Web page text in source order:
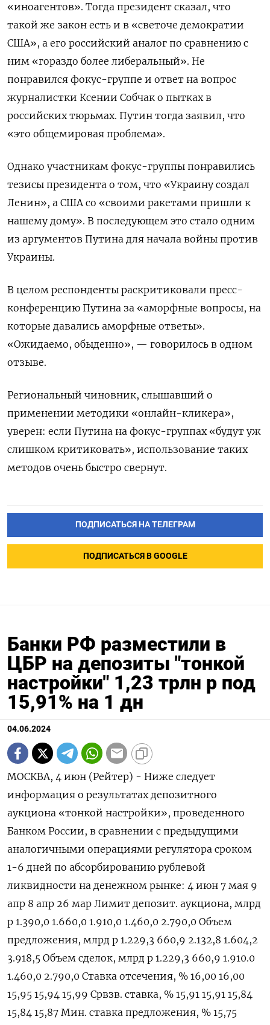
«иноагентов». Тогда президент сказал, что
такой же закон есть и в «светоче демократии
США», а его российский аналог по сравнению с
ним «гораздо более либеральный». Не
понравился фокус-группе и ответ на вопрос
журналистки Ксении Собчак о пытках в
российских тюрьмах. Путин тогда заявил, что
«это общемировая проблема».
Однако участникам фокус-группы понравились
тезисы президента о том, что «Украину создал
Ленин», а США со «своими ракетами пришли к
нашему дому». В последующем это стало одним
из аргументов Путина для начала войны против
Украины.
В целом респонденты раскритиковали пресс-
конференцию Путина за «аморфные вопросы, на
которые давались аморфные ответы».
«Ожидаемо, обыденно», — говорилось в одном
отзыве.
Региональный чиновник, слышавший о
применении методики «онлайн-кликера»,
уверен: если Путина на фокус-группах «будут уж
слишком критиковать», использование таких
методов очень быстро свернут.
ПОДПИСАТЬСЯ НА ТЕЛЕГРАМ
ПОДПИСАТЬСЯ В GOOGLE
Банки РФ разместили в
ЦБР на депозиты "тонкой
настройки" 1,23 трлн р под
15,91% на 1 дн
04.06.2024
МОСКВА, 4 июн (Рейтер) - Ниже следует
информация о результатах депозитного
аукциона «тонкой настройки», проведенного
Банком России, в сравнении с предыдущими
аналогичными операциями регулятора сроком
1-6 дней по абсорбированию рублевой
ликвидности на денежном рынке: 4 июн 7 мая 9
апр 8 апр 26 мар Лимит депозит. аукциона, млрд
р 1.390,0 1.660,0 1.910,0 1.460,0 2.790,0 Объем
предложения, млрд р 1.229,3 660,9 2.132,8 1.604,2
3.918,5 Объем сделок, млрд р 1.229,3 660,9 1.910.0
1.460,0 2.790,0 Ставка отсечения, % 16,00 16,00
15,95 15,94 15,99 Срвзв. ставка, % 15,91 15,91 15,84
15,84 15,87 Мин. ставка предложения, % 15,75